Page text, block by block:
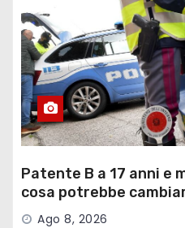
Patente B a 17 anni e
cosa potrebbe
della Strada
Ago 8, 2026